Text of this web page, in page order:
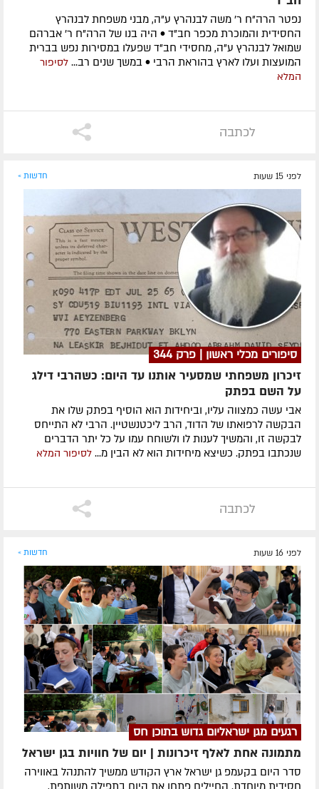
נפטר הרה"ח ר' משה לבנהרץ ע"ה, מבני משפחת לבנהרץ
החסידית והמוכרת מכפר חב"ד • היה בנו של הרה"ח ר' אברהם
שמואל לבנהרץ ע"ה, מחסידי חב"ד שפעלו במסירות נפש בברית
המועצות ועלו לארץ בהוראת הרבי • במשך שנים רב... לסיפור
המלא
לכתבה
לפני 15 שעות חדשות »
סיפורים מכלי ראשון | פרק 344
זיכרון משפחתי שמסעיר אותנו עד היום: כשהרבי דילג
על השם בפתק
אבי עשה כמצווה עליו, וביחידות הוא הוסיף בפתק שלו את
הבקשה לרפואתו של הדוד, הרב ליכטנשטיין. הרבי לא התייחס
לבקשה זו, והמשיך לענות לו ולשוחח עמו על כל יתר הדברים
שנכתבו בפתק. כשיצא מיחידות הוא לא הבין מ... לסיפור המלא
לכתבה
לפני 16 שעות חדשות »
רגעים מגן ישראליום גדוש בתוכן חס
מתמונה אחת לאלף זיכרונות | יום של חוויות בגן ישראל
סדר היום בקעמפ גן ישראל ארץ הקודש ממשיך להתנהל באווירה